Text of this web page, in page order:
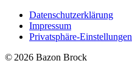
Datenschutzerklärung
Impressum
Privatsphäre-Einstellungen
© 2026 Bazon Brock